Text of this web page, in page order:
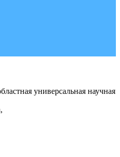
универсальная научная